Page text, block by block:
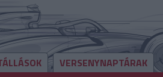
VERSENYNAPTÁRAK